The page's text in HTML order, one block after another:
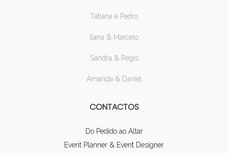
Tatiana e Pedro
Ilana & Marcelo
Sandra & Regis
Amanda & Daniel
CONTACTOS
Do Pedido ao Altar
Event Planner & Event Designer